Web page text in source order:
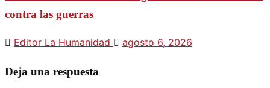
contra las guerras
Editor La Humanidad agosto 6, 2026
Deja una respuesta